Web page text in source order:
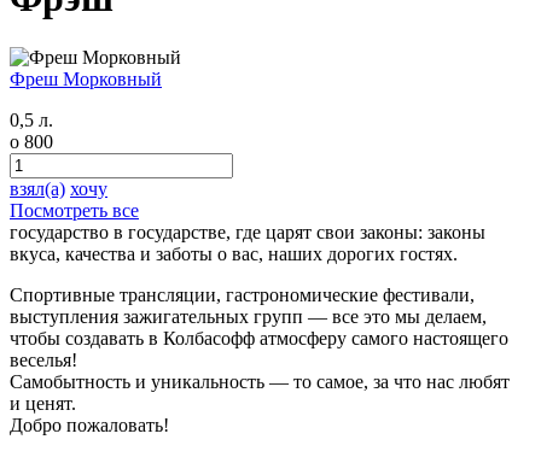
Фреш Морковный
0,5 л.
o 800
взял(а) хочу
Посмотреть все
государство в государстве, где царят свои законы: законы
вкуса, качества и заботы о вас, наших дорогих гостях.
Спортивные трансляции, гастрономические фестивали,
выступления зажигательных групп — все это мы делаем,
чтобы создавать в Колбасофф атмосферу самого настоящего
веселья!
Самобытность и уникальность — то самое, за что нас любят
и ценят.
Добро пожаловать!